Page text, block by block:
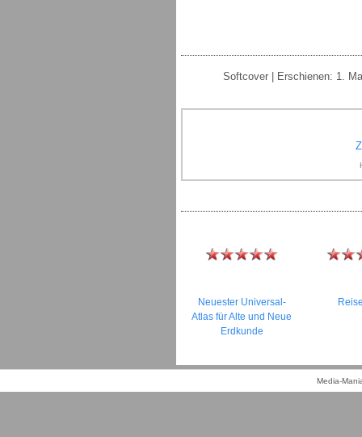
Softcover | Erschienen: 1.
Neuester Universal-
Atlas für Alte und Neue
Erdkunde
Media-